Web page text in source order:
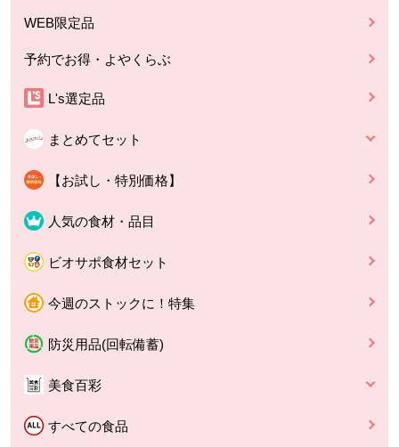
WEB限定品
予約でお得・よやくらぶ
L's選定品
まとめてセット
【お試し・特別価格】
人気の食材・品目
ビオサポ食材セット
今週のストックに！特集
防災用品(回転備蓄)
美食百彩
すべての食品